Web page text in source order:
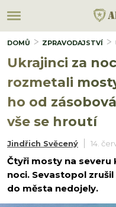
DOMŮ ZPRAVODAJSTVÍ
Ukrajinci za
rozmetali
ho od
vše se hroutí
Jindřich Svěcený 14.
Čtyři mosty na severu
noci. Sevastopol
do města nedojely.